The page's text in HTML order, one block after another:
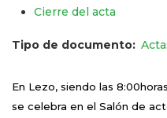
Cierre del acta
Tipo de documento
En Lezo, siendo las
se celebra en el Salón de